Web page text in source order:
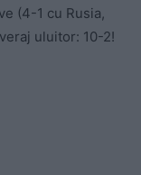
(4-1 cu Rusia,
uluitor: 10-2!